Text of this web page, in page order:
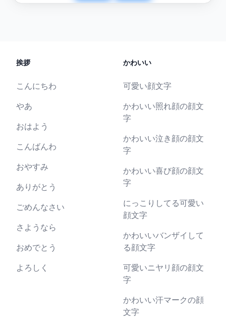
挨拶
こんにちわ
やあ
おはよう
こんばんわ
おやすみ
ありがとう
ごめんなさい
さようなら
おめでとう
よろしく
かわいい
可愛い顔文字
かわいい照れ顔の顔文
字
かわいい泣き顔の顔文
字
かわいい喜び顔の顔文
字
にっこりしてる可愛い
顔文字
かわいいバンザイして
る顔文字
可愛いニヤリ顔の顔文
字
かわいい汗マークの顔
文字